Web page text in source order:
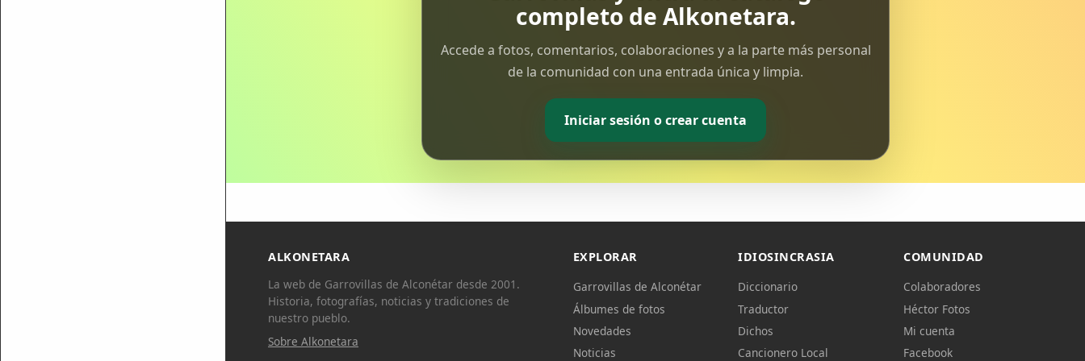
completo de Alkonetara.
Accede a fotos, comentarios, colaboraciones y a la parte más personal
de la comunidad con una entrada única y limpia.
Iniciar sesión o crear cuenta
ALKONETARA
La web de Garrovillas de Alconétar desde 2001.
Historia, fotografías, noticias y tradiciones de
nuestro pueblo.
Sobre Alkonetara
EXPLORAR
Garrovillas de Alconétar
Álbumes de fotos
Novedades
Noticias
IDIOSINCRASIA
Diccionario
Traductor
Dichos
Cancionero Local
COMUNIDAD
Colaboradores
Héctor Fotos
Mi cuenta
Facebook